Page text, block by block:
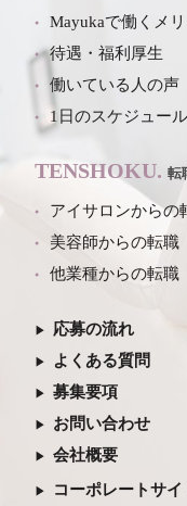
Mayukaで働くメリ
待遇・福利厚生
働いている人の声
1日のスケジュール
TENSHOKU. 転
アイサロンからの
美容師からの転職
他業種からの転職
応募の流れ
よくある質問
募集要項
お問い合わせ
会社概要
コーポレートサイ